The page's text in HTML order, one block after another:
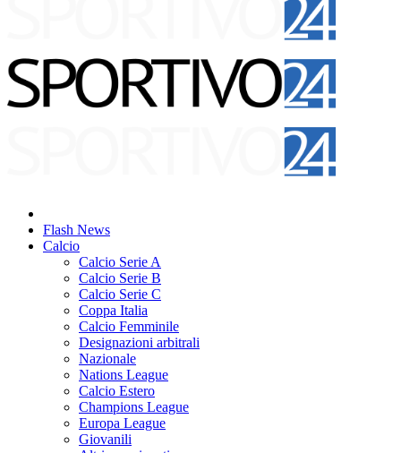
Flash News
Calcio
Calcio Serie A
Calcio Serie B
Calcio Serie C
Coppa Italia
Calcio Femminile
Designazioni arbitrali
Nazionale
Nations League
Calcio Estero
Champions League
Europa League
Giovanili